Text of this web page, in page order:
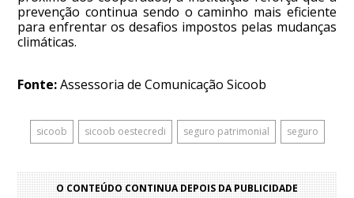
prevenção continua sendo o caminho mais eficiente
para enfrentar os desafios impostos pelas mudanças
climáticas.
Fonte:Assessoria de Comunicação Sicoob
sicoob sicoob oestecredi seguro patrimonial seguro
O CONTEÚDO CONTINUA DEPOIS DA PUBLICIDADE